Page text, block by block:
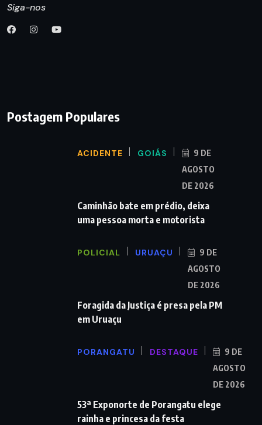
Siga-nos
Postagem Populares
ACIDENTE GOIÁS
9 DE
AGOSTO
DE 2026
Caminhão bate em prédio, deixa
uma pessoa morta e motorista
POLICIAL URUAÇU
9 DE
AGOSTO
DE 2026
Foragida da Justiça é presa pela PM
em Uruaçu
PORANGATU DESTAQUE
9 DE
AGOSTO
DE 2026
53ª Exponorte de Porangatu elege
rainha e princesa da festa